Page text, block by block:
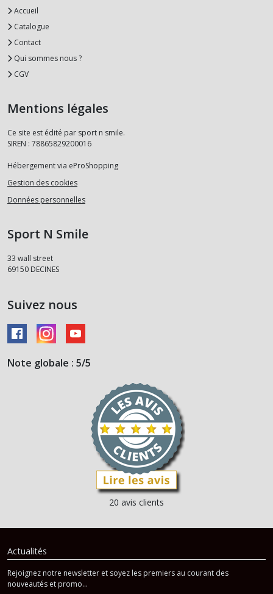
Accueil
Catalogue
Contact
Qui sommes nous ?
CGV
Mentions légales
Ce site est édité par sport n smile.
SIREN : 78865829200016
Hébergement via eProShopping
Gestion des cookies
Données personnelles
Sport N Smile
33 wall street
69150 DECINES
Suivez nous
Note globale : 5/5
20 avis clients
Actualités
Rejoignez notre newsletter et soyez les premiers au courant des
nouveautés et promo...